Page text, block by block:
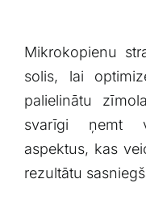
Mikrokopienu
solis, ⁤lai
palielinātu
svarīgi ​ņemt
aspektus, kas
rezultātu